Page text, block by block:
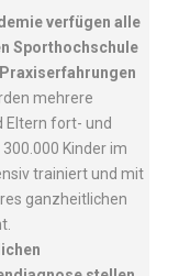
verfügen alle
Sporthochschule
mehrere
Eltern fort- und
Kinder im
trainiert und mit
ganzheitlichen